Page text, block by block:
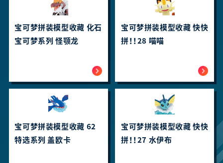
宝可梦拼装模型收藏 化石
宝可梦系列 怪颚龙
宝可梦拼装模型收藏 快快
拼！！28 喵喵
宝可梦拼装模型收藏 62
特选系列 盖欧卡
宝可梦拼装模型收藏 快快
拼！！27 水伊布